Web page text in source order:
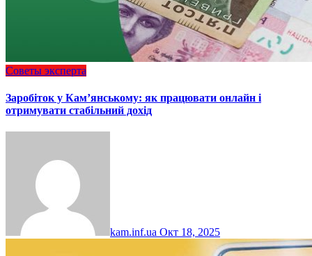
Советы эксперта
Заробіток у Кам’янському: як працювати онлайн і
отримувати стабільний дохід
kam.inf.ua Окт 18, 2025